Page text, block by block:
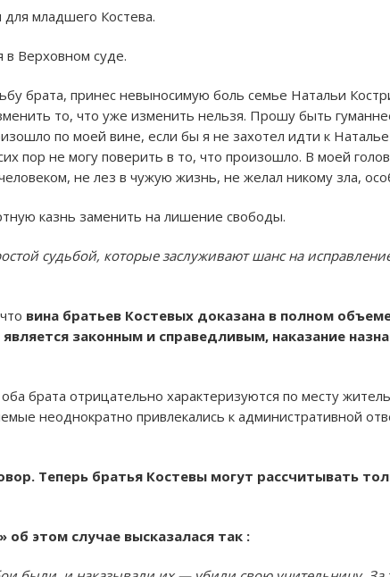
младшего Костева.
в Верховном суде.
брата, принес невыносимую боль семье Натальи
то, что уже изменить нельзя. Прошу быть
по моей вине, если бы я не захотел идти к
пор не могу поверить в то, что произошло. В моей
не лез в чужую жизнь, не желал никому зла,
казнь заменить на лишение свободы.
судьбой, которые заслуживают шанс на
вина братьев Костевых доказана в полном
законным и справедливым, наказание
брата отрицательно характеризуются по месту
неоднократно привлекались к административной
Теперь братья Костевы могут рассчитывать
этом случае высказалася так :